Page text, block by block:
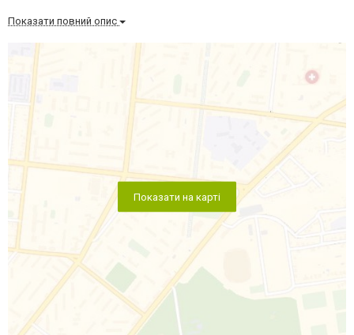
Показати повний опис
Показати на карті